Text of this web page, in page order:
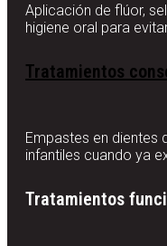
Aplicación de flúor,
higiene oral para
Tratamientos
Empastes en dientes
infantiles cuando ya
Tratamientos